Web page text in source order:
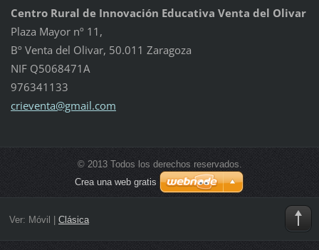
Centro Rural de Innovación Educativa Venta del Olivar
Plaza Mayor nº 11,
Bº Venta del Olivar, 50.011 Zaragoza
NIF Q5068471A
976341133
crieventa@gmail.com
© 2013 Todos los derechos reservados.
Crea una web gratis
Ver: Móvil | Clásica